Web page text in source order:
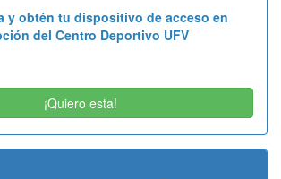
y obtén tu dispositivo de acceso en
del Centro Deportivo UFV
¡Quiero esta!